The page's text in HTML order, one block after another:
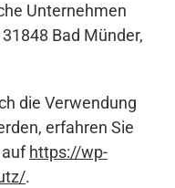
Unternehmen
Bad Münder,
die Verwendung
erfahren Sie
auf https://wp-
.